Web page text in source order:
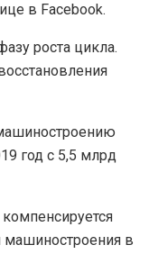
в Facebook.
роста цикла.
год с 5,5 млрд
машиностроения в